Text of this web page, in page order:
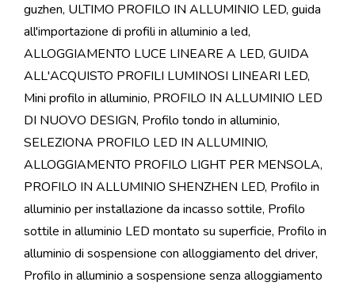
guzhen, ULTIMO PROFILO IN ALLUMINIO LED, guida
all'importazione di profili in alluminio a led,
ALLOGGIAMENTO LUCE LINEARE A LED, GUIDA
ALL'ACQUISTO PROFILI LUMINOSI LINEARI LED,
Mini profilo in alluminio, PROFILO IN ALLUMINIO LED
DI NUOVO DESIGN, Profilo tondo in alluminio,
SELEZIONA PROFILO LED IN ALLUMINIO,
ALLOGGIAMENTO PROFILO LIGHT PER MENSOLA,
PROFILO IN ALLUMINIO SHENZHEN LED, Profilo in
alluminio per installazione da incasso sottile, Profilo
sottile in alluminio LED montato su superficie, Profilo in
alluminio di sospensione con alloggiamento del driver,
Profilo in alluminio a sospensione senza alloggiamento